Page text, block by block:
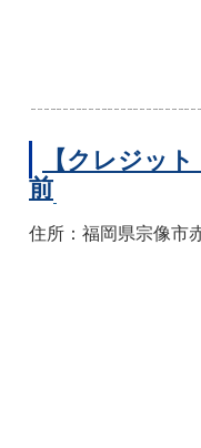
【クレジッ
前
住所：福岡県宗像市